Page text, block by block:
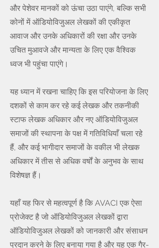
और पेशेवर मानकों को ऊंचा उठा पाएंगे, बल्कि सभी
कोनों में ऑडियोविजुअल लेखकों की एकीकृत
आवाज और उनके अधिकारों की रक्षा और उनके
उचित मुआवजे और मान्यता के लिए एक वैश्विक
ध्वज भी पहुंचा पाएंगे।
यह ध्यान में रखना चाहिए कि इस परियोजना के लिए
दशकों से काम कर रहे कई लेखक और तकनीकी
स्टाफ लेखक अधिकार और नए ऑडियोविजुअल
समाजों की स्थापना के पक्ष में गतिविधियाँ चला रहे
हैं, और कई भागीदार समाजों के वकील भी लेखक
अधिकार में तीस से अधिक वर्षों के अनुभव के साथ
विशेषज्ञ हैं।
यहाँ यह फिर से महत्वपूर्ण है कि AVACI एक ऐसा
प्रोजेक्ट है जो ऑडियोविजुअल लेखकों द्वारा
ऑडियोविजुअल लेखकों को जानकारी और संसाधन
प्रदान करने के लिए बनाया गया है और यह एक गैर-